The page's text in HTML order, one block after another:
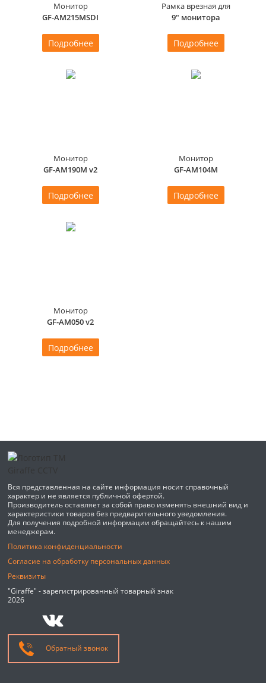
Монитор
GF-AM215MSDI
Подробнее
Рамка врезная для
9" монитора
Подробнее
Монитор
GF-AM190M v2
Подробнее
Монитор
GF-AM104M
Подробнее
Монитор
GF-AM050 v2
Подробнее
Вся представленная на сайте информация носит справочный
характер и не является публичной офертой.
Производитель оставляет за собой право изменять внешний вид и
характеристики товаров без предварительного уведомления.
Для получения подробной информации обращайтесь к нашим
менеджерам.
Политика конфиденциальности
Согласие на обработку персональных данных
Реквизиты
"Giraffe" - зарегистрированный товарный знак
2026
Обратный звонок